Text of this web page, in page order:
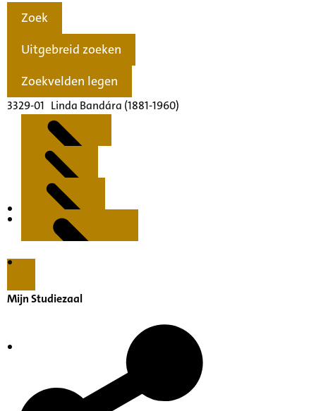
Zoek
Uitgebreid zoeken
Zoekvelden legen
3329-01 Linda Bandára (1881-1960)
Kenmerken
Inleiding
Mijn Studiezaal